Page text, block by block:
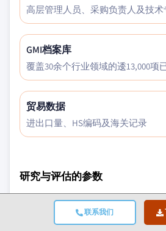
联系我们
高层管理人员、采购负责人及技术
GMI档案库
覆盖30余个行业领域的逶13,000项
贸易数据
进出口量、HS编码及海关记录
研究与评估的参数
宏观经济因素